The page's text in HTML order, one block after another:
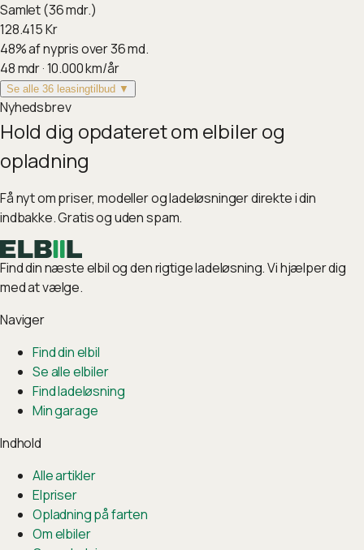
Samlet (36 mdr.)
128.415Kr
48%af nypris over 36 md.
48mdr ·10.000km/år
Se alle 36 leasingtilbud ▼
Nyhedsbrev
Hold dig opdateret om elbiler og
opladning
Få nyt om priser, modeller og ladeløsninger direkte i din
indbakke. Gratis og uden spam.
Find din næste elbil og den rigtige ladeløsning. Vi hjælper dig
med at vælge.
Naviger
Find din elbil
Se alle elbiler
Find ladeløsning
Min garage
Indhold
Alle artikler
Elpriser
Opladning på farten
Om elbiler